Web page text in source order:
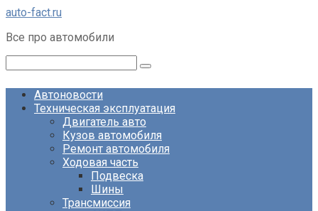
Перейти
контенту
auto-fact.ru
Все про автомобили
Автоновости
Техническая эксплуатация
Двигатель авто
Кузов автомобиля
Ремонт автомобиля
Ходовая часть
Подвеска
Шины
Трансмиссия